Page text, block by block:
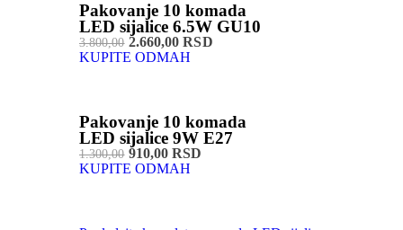
Pakovanje 10 komada
LED sijalice 6.5W GU10
3.800,002.660,00 RSD
KUPITE ODMAH
Pakovanje 10 komada
LED sijalice 9W E27
1.300,00910,00 RSD
KUPITE ODMAH